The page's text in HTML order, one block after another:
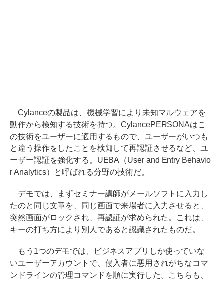
Cylanceの製品は、機械学習により未知マルウェアを
動作から検知する技術を持つ。CylancePERSONAはこ
の技術をユーザーに適用するもので、ユーザーがいつも
と違う操作をしたことを検知して再認証させるなど、ユ
ーザー認証を強化する。UEBA（User and Entry Behavio
r Analytics）と呼ばれる分野の技術だ。
デモでは、まずセミナー講師がメールソフトに入力し
たのと同じ文章を、同じ画面で来場者に入力させると、
突然画面がロックされ、再認証が求められた。これは、
キーの打ち方により別人であると認識されたものだ。
もう1つのデモでは、ビジネスアプリしか使っていな
いユーザーアカウントで、侵入者に悪用されがちなコマ
ンドラインの管理コマンドを順に実行した。こちらも、